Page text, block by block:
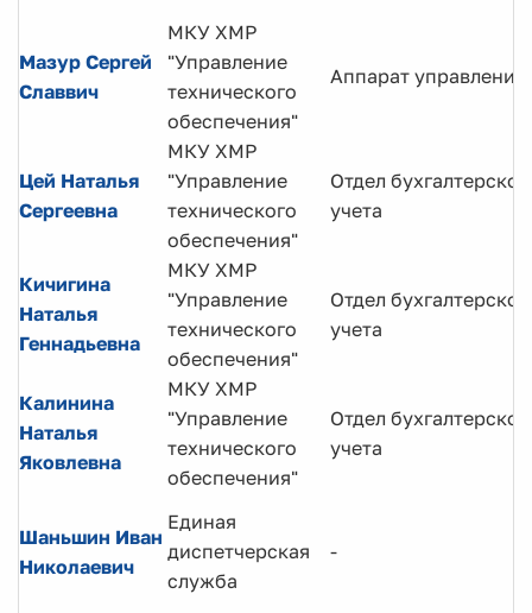
Мазур Сергей
Славвич
МКУ ХМР
"Управление
технического
обеспечения"
Аппарат управления
Цей Наталья
Сергеевна
МКУ ХМР
"Управление
технического
обеспечения"
Отдел
учета
Кичигина
Наталья
Геннадьевна
МКУ ХМР
"Управление
технического
обеспечения"
Отдел
учета
Калинина
Наталья
Яковлевна
МКУ ХМР
"Управление
технического
обеспечения"
Отдел
учета
Шаньшин Иван
Николаевич
Единая
диспетчерская
служба
-